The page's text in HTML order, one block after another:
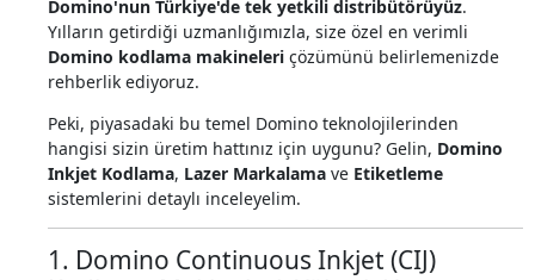
Domino'nun Türkiye'de tek yetkili distribütörüyüz.
Yılların getirdiği uzmanlığımızla, size özel en verimli
Domino kodlama makineleri çözümünü belirlemenizde
rehberlik ediyoruz.
Peki, piyasadaki bu temel Domino teknolojilerinden
hangisi sizin üretim hattınız için uygunu? Gelin, Domino
Inkjet Kodlama, Lazer Markalama ve Etiketleme
sistemlerini detaylı inceleyelim.
1. Domino Continuous Inkjet (CIJ)